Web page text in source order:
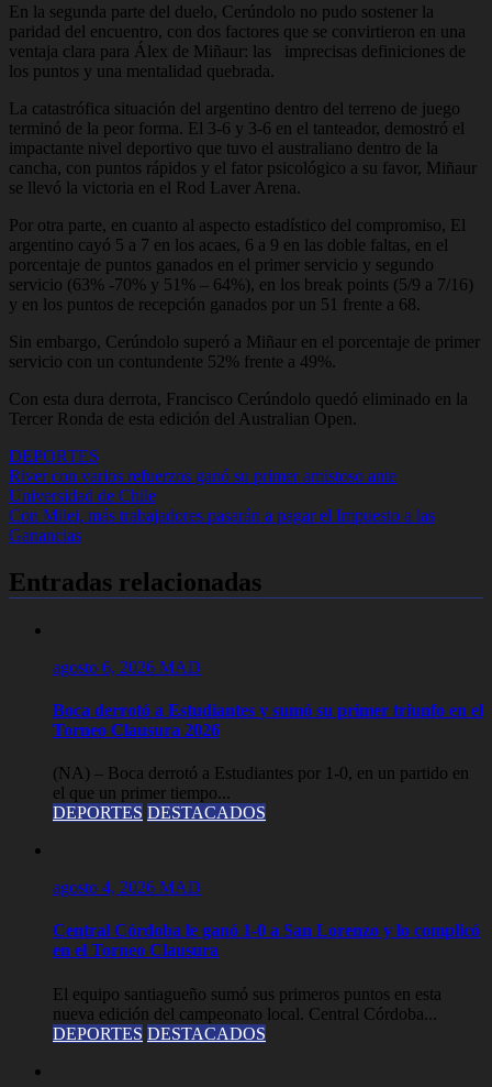
En la segunda parte del duelo, Cerúndolo no pudo sostener la
paridad del encuentro, con dos factores que se convirtieron en una
ventaja clara para Álex de Miñaur: las imprecisas definiciones de
los puntos y una mentalidad quebrada.
La catastrófica situación del argentino dentro del terreno de juego
terminó de la peor forma. El 3-6 y 3-6 en el tanteador, demostró el
impactante nivel deportivo que tuvo el australiano dentro de la
cancha, con puntos rápidos y el fator psicológico a su favor, Miñaur
se llevó la victoria en el Rod Laver Arena.
Por otra parte, en cuanto al aspecto estadístico del compromiso, El
argentino cayó 5 a 7 en los acaes, 6 a 9 en las doble faltas, en el
porcentaje de puntos ganados en el primer servicio y segundo
servicio (63% -70% y 51% – 64%), en los break points (5/9 a 7/16)
y en los puntos de recepción ganados por un 51 frente a 68.
Sin embargo, Cerúndolo superó a Miñaur en el porcentaje de primer
servicio con un contundente 52% frente a 49%.
Con esta dura derrota, Francisco Cerúndolo quedó eliminado en la
Tercer Ronda de esta edición del Australian Open.
DEPORTES
Navegación
de
entradas
River con varios refuerzos ganó su primer amistoso ante
Universidad de Chile
Con Milei, más trabajadores pasarán a pagar el Impuesto a las
Ganancias
Entradas relacionadas
agosto 6, 2026 MAD
Boca derrotó a Estudiantes y sumó su primer triunfo en el
Torneo Clausura 2026
(NA) – Boca derrotó a Estudiantes por 1-0, en un partido en
el que un primer tiempo...
DEPORTES DESTACADOS
agosto 4, 2026 MAD
Central Córdoba le ganó 1-0 a San Lorenzo y lo complicó
en el Torneo Clausura
El equipo santiagueño sumó sus primeros puntos en esta
nueva edición del campeonato local. Central Córdoba...
DEPORTES DESTACADOS